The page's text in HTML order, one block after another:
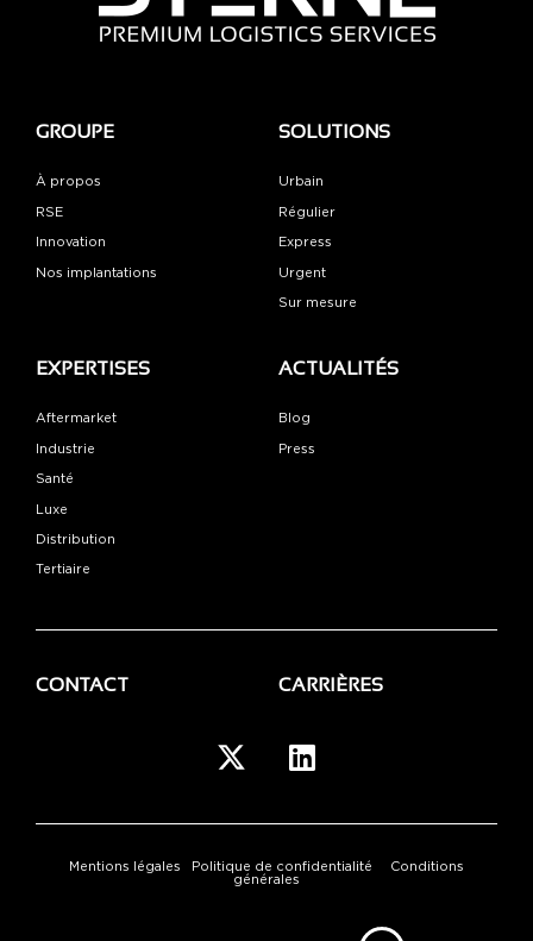
GROUPE
À propos
RSE
Innovation
Nos implantations
SOLUTIONS
Urbain
Régulier
Express
Urgent
Sur mesure
EXPERTISES
Aftermarket
Industrie
Santé
Luxe
Distribution
Tertiaire
ACTUALITÉS
Blog
Press
CONTACT CARRIÈRES
Mentions légales Politique de confidentialité
Conditions
générales